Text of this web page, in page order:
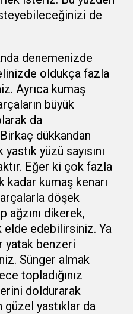
de
denemenizde
oldukça fazla
Ayrıca kumaş
büyük
da
dükkandan
yüzü sayısını
Eğer ki çok fazla
kumaş kenarı
döşek
ağzını dikerek,
elde edebilirsiniz. Ya
yatak benzeri
Sünger almak
topladığınız
doldurarak
yastıklar da